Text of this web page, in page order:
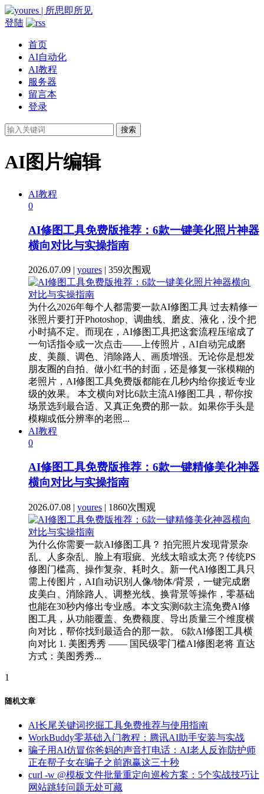
登陆
首页
AI自动化
AI教程
服务器
留言本
登录
搜索
AI图片编辑
AI教程
0
AI修图工具免费版推荐：6款一键美化照片神器
横向对比与实操指南
2026.07.09 | youres | 359次围观
为什么2026年每个人都需要一款AI修图工具 过去精修一
张照片要打开Photoshop、调曲线、磨皮、液化，没个把
小时搞不定。而现在，AI修图工具把这套流程压缩成了
一句话指令或一次点击——上传照片，AI自动完成磨
皮、美颜、调色、消除路人、画质增强。无论你是想发
朋友圈的自拍、做小红书的封面，还是修复一张模糊的
老照片，AI修图工具免费版都能在几秒内给你接近专业
级的效果。 本文横向对比6款主流AI修图工具，帮你按
场景选到最合适、又真正免费的那一款。如果你手头是
模糊或低分辨率的老照...
AI教程
0
AI修图工具免费版推荐：6款一键精修美化神器
横向对比与实操指南
2026.07.08 | youres | 1860次围观
为什么你需要一款AI修图工具？ 拍完照片发现背景杂
乱、人多杂乱、脸上有瑕疵、光线太暗或太亮？传统PS
修图门槛高、操作复杂、耗时久。新一代AI修图工具只
需上传图片，AI自动识别人像/物体/背景，一键完成磨
皮美白、消除路人、调整光线、换背景等操作，零基础
也能在30秒内修出专业感。本文实测6款主流免费AI修
图工具，从功能覆盖、免费额度、导出质量三个维度横
向对比，帮你找到最适合的那一款。 6款AI修图工具横
向对比 1. 美图秀秀 —— 国民级零门槛AI修图老将 直达
方式：美图秀秀...
1
随机文章
AI长尾关键词挖掘工具免费推荐与使用指南
WorkBuddy零基础入门教程：腾讯AI助手安装与实战
骗子用AI仿冒你爸妈的声音打电话：AI老人反诈防护师
正在帮子女在骗子之前跑赢这三十秒
curl -w @模板文件批量重定向巡检方案：5个实战技巧让
网站跳转问题无处可藏